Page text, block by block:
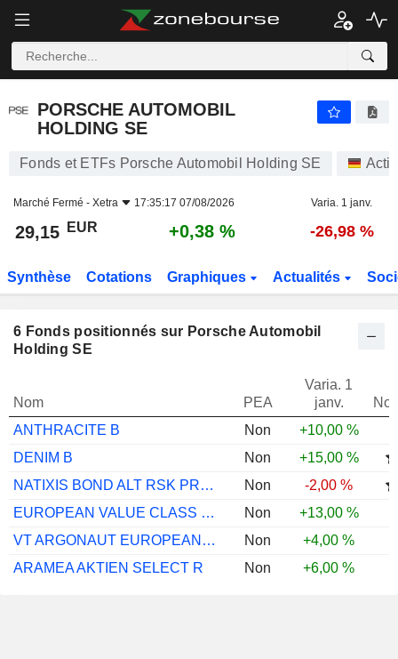
PORSCHE AUTOMOBIL
HOLDING SE
Fonds et ETFs Porsche Automobil Holding SE
Marché Fermé - Xetra 17:35:17 07/08/2026 Varia. 1 janv.
29,15 EUR +0,38 % -26,98 %
Synthèse Cotations Graphiques Actualités
6 Fonds positionnés sur Porsche Automobil
Holding SE
Nom PEA
Varia. 1
janv.
ANTHRACITE B
Non
+10,00 %
DENIM B
Non
+15,00 %
NATIXIS BOND ALT RSK PRE S1 EUR CAP
Non
-2,00 %
EUROPEAN VALUE CLASS I EUR
Non
+13,00 %
VT ARGONAUT EUROPEAN ALPHA A GBP ACC
Non
+4,00 %
ARAMEA AKTIEN SELECT R
Non +6,00 %